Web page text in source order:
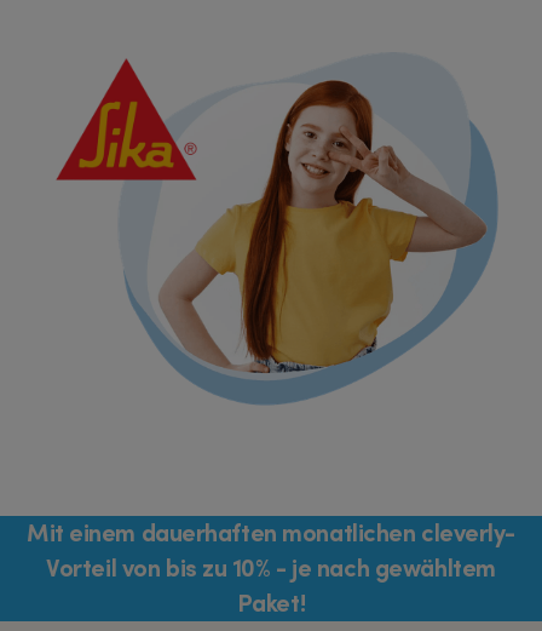
Mit einem dauerhaften monatlichen cleverly-
Vorteil von bis zu 10% - je nach gewähltem
Paket!